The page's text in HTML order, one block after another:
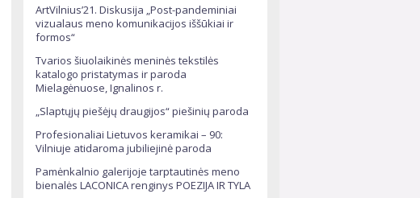
ArtVilnius’21. Diskusija „Post-pandeminiai
vizualaus meno komunikacijos iššūkiai ir
formos“
Tvarios šiuolaikinės meninės tekstilės
katalogo pristatymas ir paroda
Mielagėnuose, Ignalinos r.
„Slaptųjų piešėjų draugijos“ piešinių paroda
Profesionaliai Lietuvos keramikai – 90:
Vilniuje atidaroma jubiliejinė paroda
Pamėnkalnio galerijoje tarptautinės meno
bienalės LACONICA renginys POEZIJA IR TYLA